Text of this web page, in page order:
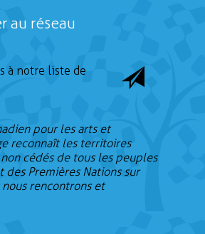
au réseau
à notre liste de
pour les arts et
reconnaît les territoires
cédés de tous les peuples
des Premières Nations sur
rencontrons et